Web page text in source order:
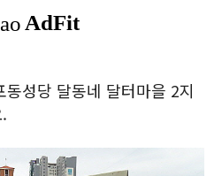
성당 달동네 달터마을 2지